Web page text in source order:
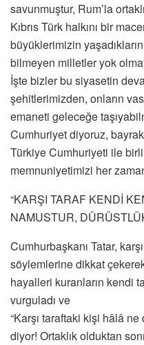
savunmuştur, Rum’la
Kıbrıs Türk halkını bir
büyüklerimizin
bilmeyen milletler yok
İşte bizler bu siyasetin
şehitlerimizden, onların
emaneti geleceğe
Cumhuriyet diyoruz,
Türkiye Cumhuriyeti ile
memnuniyetimizi her
“KARŞI TARAF KENDİ
NAMUSTUR,
Cumhurbaşkanı Tatar,
söylemlerine dikkat
hayalleri kuranların kendi
vurguladı ve
“Karşı taraftaki kişi hâlâ
diyor! Ortaklık olduktan